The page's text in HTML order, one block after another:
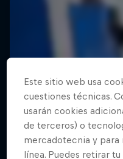
Este sitio web usa
cuestiones técnicas.
usarán cookies
de terceros) o
mercadotecnia y
línea. Puedes retirar